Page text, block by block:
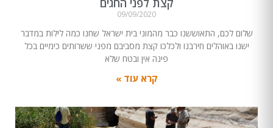
09/09/2020
שלום לכם, התאוששנו כבר מהמוני בית ישראל שחנו כמה לילות במדבר
ישנו באוהלים חירבנו ולכלכו קצת מסביבם מפני ששרותים כימיים בכל
פינה אין ובטח שלא
קרא עוד »